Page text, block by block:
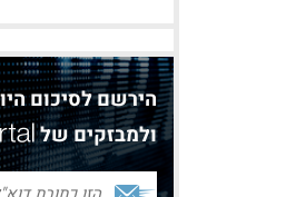
הירשם לסיכום
ולמבזקים של